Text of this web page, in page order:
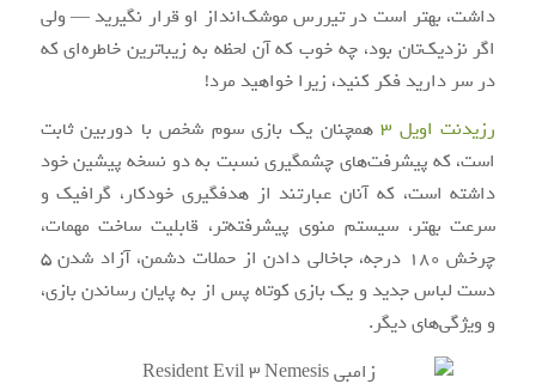
داشت، بهتر است در تیررس موشک‌انداز او قرار نگیرید — ولی
اگر نزدیک‌تان بود، چه خوب که آن لحظه به زیباترین خاطره‌ای که
در سر دارید فکر کنید، زیرا خواهید مرد!
رزیدنت اویل ۳
همچنان یک بازی سوم شخص با دوربین ثابت
است، که پیشرفت‌های چشمگیری نسبت به دو نسخه پیشین خود
داشته است، که آنان عبارتند از هدفگیری خودکار، گرافیک و
سرعت بهتر، سیستم منوی پیشرفته‌تر، قابلیت ساخت مهمات،
چرخش ۱۸۰ درجه، جاخالی دادن از حملات دشمن، آزاد شدن ۵
دست لباس جدید و یک بازی کوتاه پس از به پایان رساندن بازی،
و ویژگی‌های دیگر.